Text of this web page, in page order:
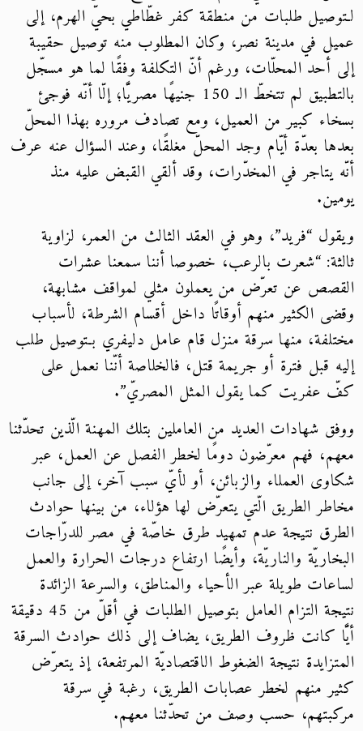
لـتوصيل طلبات من منطقة كفر غطّاطي بحيّ الهرم، إلى
عميل في مدينة نصر، وكان المطلوب منه توصيل حقيبة
إلى أحد المحلّات، ورغم أنّ التكلفة وفقًا لما هو مسجّل
بالتطبيق لم تتخطّ الـ 150 جنيهًا مصريًّا؛ إلّا أنّه فوجئ
بسخاء كبير من العميل، ومع تصادف مروره بهذا المحلّ
بعدها بعدّة أيّام وجد المحلّ مغلقًا، وعند السؤال عنه عرف
أنّه يتاجر في المخدّرات، وقد ألقي القبض عليه منذ
يومين.
ويقول “فريد”، وهو في العقد الثالث من العمر، لزاوية
ثالثة: “شعرت بالرعب، خصوصا أننا سمعنا عشرات
القصص عن تعرّض من يعملون مثلي لمواقف مشابهة،
وقضى الكثير منهم أوقاتًا داخل أقسام الشرطة، لأسباب
مختلفة، منها سرقة منزل قام عامل دليفري بـتوصيل طلب
إليه قبل فترة أو جريمة قتل، فالخلاصة أنّنا نعمل على
كفّ عفريت كما يقول المثل المصريّ”.
ووفق شهادات العديد من العاملين بتلك المهنة الّذين تحدّثنا
معهم، فهم معرّضون دومًا لخطر الفصل عن العمل، عبر
شكاوى العملاء والزبائن، أو لأيّ سبب آخر، إلى جانب
مخاطر الطريق الّتي يتعرّض لها هؤلاء، من بينها حوادث
الطرق نتيجة عدم تمهيد طرق خاصّة في مصر للدرّاجات
البخاريّة والناريّة، وأيضًا ارتفاع درجات الحرارة والعمل
لساعات طويلة عبر الأحياء والمناطق، والسرعة الزائدة
نتيجة التزام العامل بتوصيل الطلبات في أقلّ من 45 دقيقة
أيًّا كانت ظروف الطريق، يضاف إلى ذلك حوادث السرقة
المتزايدة نتيجة الضغوط الاقتصاديّة المرتفعة، إذ يتعرّض
كثير منهم لخطر عصابات الطريق، رغبة في سرقة
مركبتهم، حسب وصف من تحدّثنا معهم.